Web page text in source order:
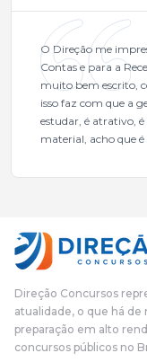
O Direção me
Contas e para a
muito bem escrito,
isso faz com que a
estudar, é atrativo,
material, acho que é
mais excelentes
fundamental na
pudesse enxergar o
das aulas
o aluno, além de ter
fazendo um
complicado, é uma
terem feito isso é
Direção Concursos
atualidade, o que há de
preparação em alto
concursos públicos no